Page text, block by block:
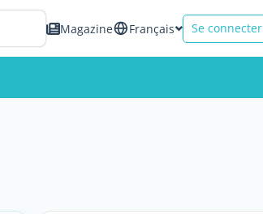
Magazine Français Se connecter